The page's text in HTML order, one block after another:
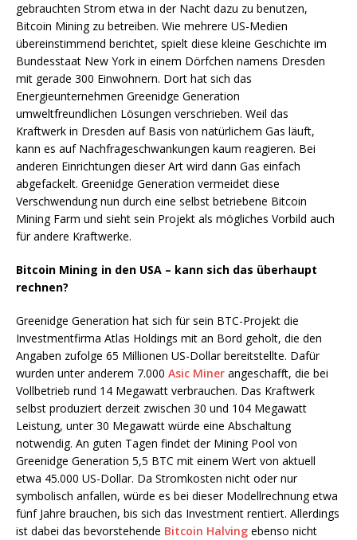
gebrauchten Strom etwa in der Nacht dazu zu benutzen,
Bitcoin Mining zu betreiben. Wie mehrere US-Medien
übereinstimmend berichtet, spielt diese kleine Geschichte im
Bundesstaat New York in einem Dörfchen namens Dresden
mit gerade 300 Einwohnern. Dort hat sich das
Energieunternehmen Greenidge Generation
umweltfreundlichen Lösungen verschrieben. Weil das
Kraftwerk in Dresden auf Basis von natürlichem Gas läuft,
kann es auf Nachfrageschwankungen kaum reagieren. Bei
anderen Einrichtungen dieser Art wird dann Gas einfach
abgefackelt. Greenidge Generation vermeidet diese
Verschwendung nun durch eine selbst betriebene Bitcoin
Mining Farm und sieht sein Projekt als mögliches Vorbild auch
für andere Kraftwerke.
Bitcoin Mining in den USA – kann sich das überhaupt
rechnen?
Greenidge Generation hat sich für sein BTC-Projekt die
Investmentfirma Atlas Holdings mit an Bord geholt, die den
Angaben zufolge 65 Millionen US-Dollar bereitstellte. Dafür
wurden unter anderem 7.000 Asic Miner angeschafft, die bei
Vollbetrieb rund 14 Megawatt verbrauchen. Das Kraftwerk
selbst produziert derzeit zwischen 30 und 104 Megawatt
Leistung, unter 30 Megawatt würde eine Abschaltung
notwendig. An guten Tagen findet der Mining Pool von
Greenidge Generation 5,5 BTC mit einem Wert von aktuell
etwa 45.000 US-Dollar. Da Stromkosten nicht oder nur
symbolisch anfallen, würde es bei dieser Modellrechnung etwa
fünf Jahre brauchen, bis sich das Investment rentiert. Allerdings
ist dabei das bevorstehende Bitcoin Halving ebenso nicht